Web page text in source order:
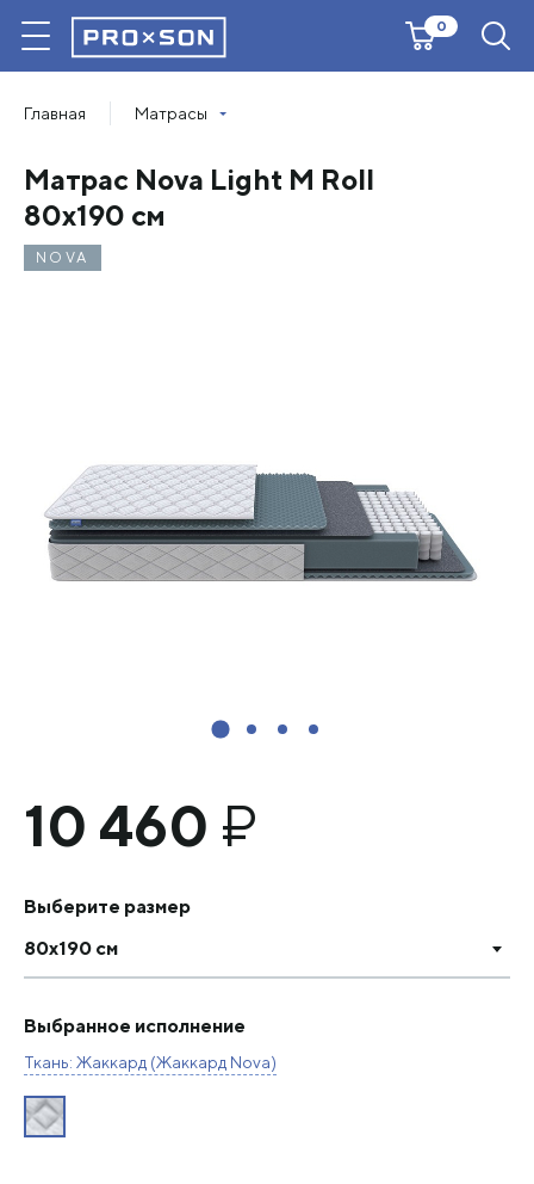
0
Главная Матрасы
NOVA
Матрас Nova Light M Roll
80х190 см
10 460 ₽
Выберите размер
80х190 см
Выбранное исполнение
Ткань: Жаккард (Жаккард Nova)